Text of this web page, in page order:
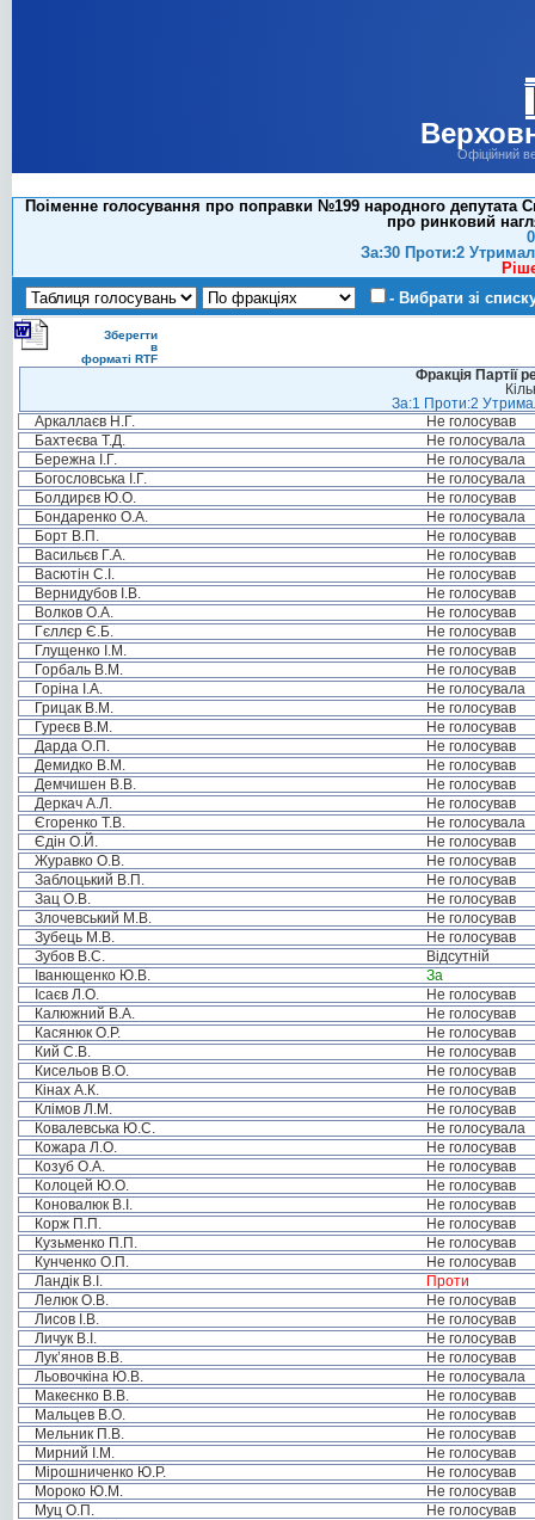
Офіційний
Поіменне голосування про поправки №199 народного
про ринковий
За:30 Проти:2
- Вибрати зі
Зберегти
в
форматі RTF
Фракція Партії
За:1 Проти:2
Аркаллаєв Н.Г.
Не голосував
Бахтеєва Т.Д.
Не голосувала
Бережна І.Г.
Не голосувала
Богословська І.Г.
Не голосувала
Болдирєв Ю.О.
Не голосував
Бондаренко О.А.
Не голосувала
Борт В.П.
Не голосував
Васильєв Г.А.
Не голосував
Васютін С.І.
Не голосував
Вернидубов І.В.
Не голосував
Волков О.А.
Не голосував
Гєллєр Є.Б.
Не голосував
Глущенко І.М.
Не голосував
Горбаль В.М.
Не голосував
Горіна І.А.
Не голосувала
Грицак В.М.
Не голосував
Гуреєв В.М.
Не голосував
Дарда О.П.
Не голосував
Демидко В.М.
Не голосував
Демчишен В.В.
Не голосував
Деркач А.Л.
Не голосував
Єгоренко Т.В.
Не голосувала
Єдін О.Й.
Не голосував
Журавко О.В.
Не голосував
Заблоцький В.П.
Не голосував
Зац О.В.
Не голосував
Злочевський М.В.
Не голосував
Зубець М.В.
Не голосував
Зубов В.С.
Відсутній
Іванющенко Ю.В.
За
Ісаєв Л.О.
Не голосував
Калюжний В.А.
Не голосував
Касянюк О.Р.
Не голосував
Кий С.В.
Не голосував
Кисельов В.О.
Не голосував
Кінах А.К.
Не голосував
Клімов Л.М.
Не голосував
Ковалевська Ю.С.
Не голосувала
Кожара Л.О.
Не голосував
Козуб О.А.
Не голосував
Колоцей Ю.О.
Не голосував
Коновалюк В.І.
Не голосував
Корж П.П.
Не голосував
Кузьменко П.П.
Не голосував
Кунченко О.П.
Не голосував
Ландік В.І.
Проти
Лелюк О.В.
Не голосував
Лисов І.В.
Не голосував
Личук В.І.
Не голосував
Лук’янов В.В.
Не голосував
Льовочкіна Ю.В.
Не голосувала
Макеєнко В.В.
Не голосував
Мальцев В.О.
Не голосував
Мельник П.В.
Не голосував
Мирний І.М.
Не голосував
Мірошниченко Ю.Р.
Не голосував
Мороко Ю.М.
Не голосував
Муц О.П.
Не голосував